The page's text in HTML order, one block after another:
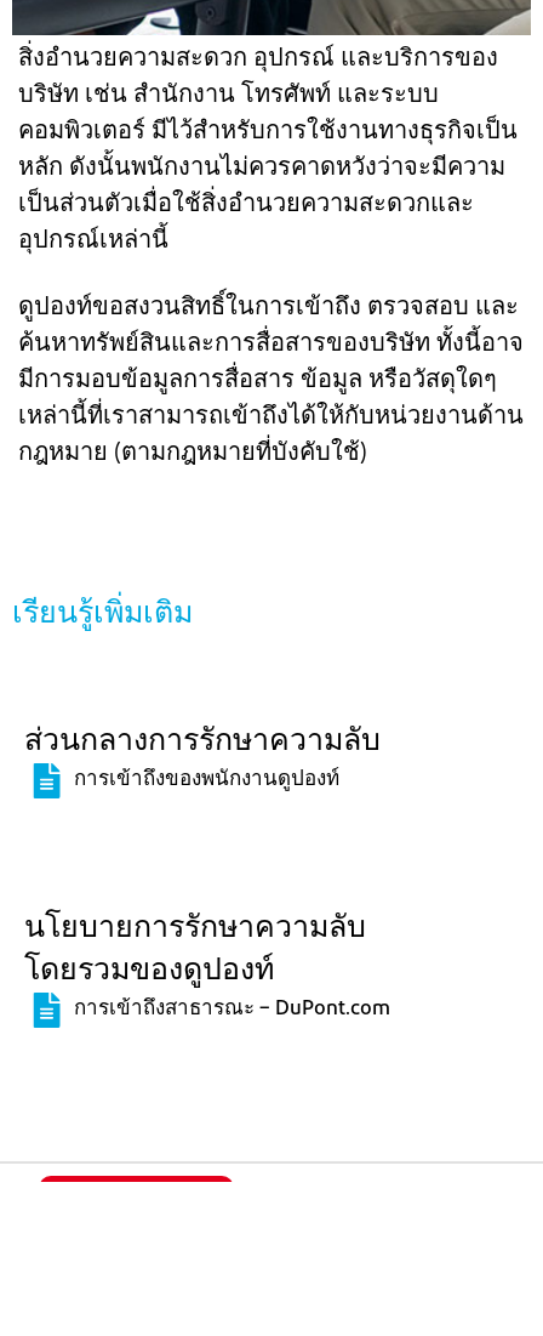
สิ่งอำนวยความสะดวก อุปกรณ์ และบริการของ
บริษัท เช่น สำนักงาน โทรศัพท์ และระบบ
คอมพิวเตอร์ มีไว้สำหรับการใช้งานทางธุรกิจเป็น
หลัก ดังนั้นพนักงานไม่ควรคาดหวังว่าจะมีความ
เป็นส่วนตัวเมื่อใช้สิ่งอำนวยความสะดวกและ
อุปกรณ์เหล่านี้
ดูปองท์ขอสงวนสิทธิ์ในการเข้าถึง ตรวจสอบ และ
ค้นหาทรัพย์สินและการสื่อสารของบริษัท ทั้งนี้อาจ
มีการมอบข้อมูลการสื่อสาร ข้อมูล หรือวัสดุใดๆ
เหล่านี้ที่เราสามารถเข้าถึงได้ให้กับหน่วยงานด้าน
กฎหมาย (ตามกฎหมายที่บังคับใช้)
เรียนรู้เพิ่มเติม
ส่วนกลางการรักษาความลับ
การเข้าถึงของพนักงานดูปองท์
นโยบายการรักษาความลับ
โดยรวมของดูปองท์
การเข้าถึงสาธารณะ – DuPont.com